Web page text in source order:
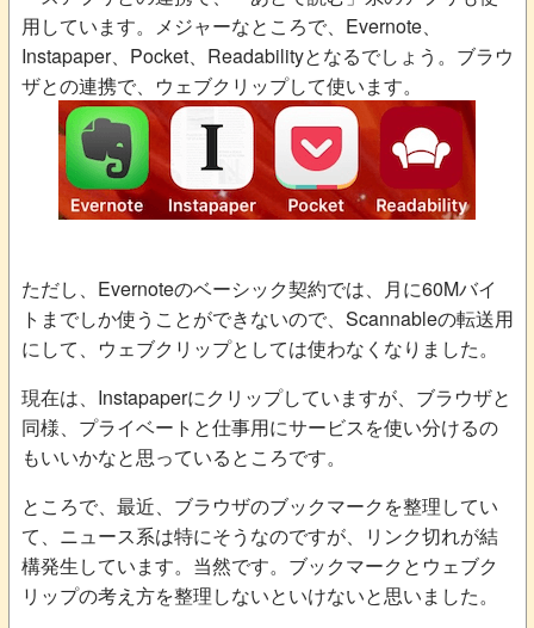
用しています。メジャーなところで、Evernote、
Instapaper、Pocket、Readabilityとなるでしょう。ブラウ
ザとの連携で、ウェブクリップして使います。
ただし、Evernoteのベーシック契約では、月に60Mバイ
トまでしか使うことができないので、Scannableの転送用
にして、ウェブクリップとしては使わなくなりました。
現在は、Instapaperにクリップしていますが、ブラウザと
同様、プライベートと仕事用にサービスを使い分けるの
もいいかなと思っているところです。
ところで、最近、ブラウザのブックマークを整理してい
て、ニュース系は特にそうなのですが、リンク切れが結
構発生しています。当然です。ブックマークとウェブク
リップの考え方を整理しないといけないと思いました。